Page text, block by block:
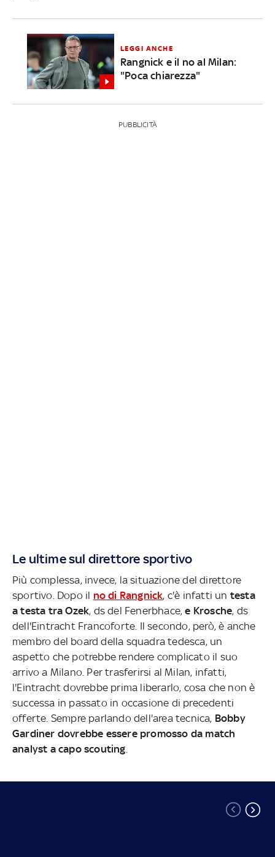
LEGGI ANCHE
Rangnick e il no al Milan:
"Poca chiarezza"
PUBBLICITÀ
Le ultime sul direttore sportivo
Più complessa, invece, la situazione del direttore
sportivo. Dopo il no di Rangnick, c'è infatti un testa
a testa tra Ozek, ds del Fenerbhace,e Krosche, ds
dell'Eintracht Francoforte. Il secondo, però, è anche
membro del board della squadra tedesca, un
aspetto che potrebbe rendere complicato il suo
arrivo a Milano. Per trasferirsi al Milan, infatti,
l'Eintracht dovrebbe prima liberarlo, cosa che non è
successa in passato in occasione di precedenti
offerte. Sempre parlando dell'area tecnica, Bobby
Gardiner dovrebbe essere promosso da match
analyst a capo scouting